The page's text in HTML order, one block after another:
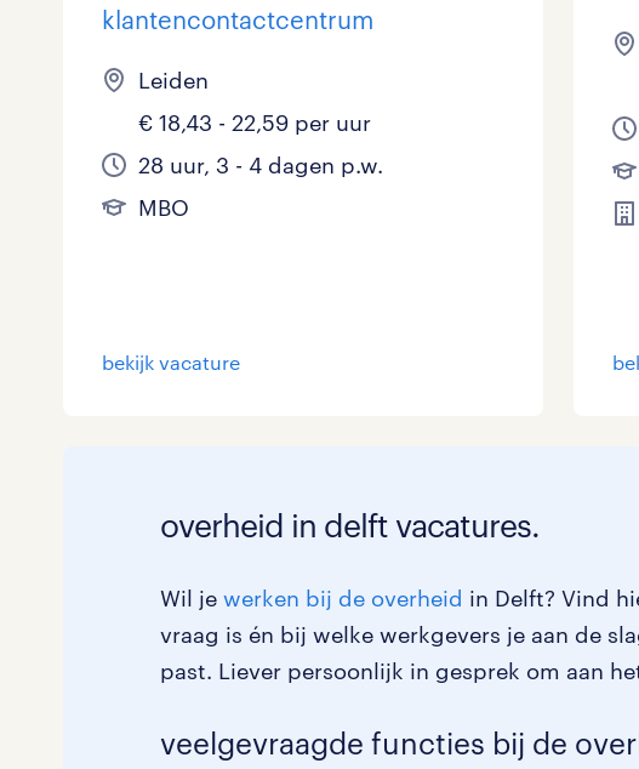
klantencontactcentrum
Leiden
€ 18,43 - 22,59 per uur
28 uur, 3 - 4 dagen p.w.
MBO
bekijk vacature
overheid in delft vacatures.
Wil je werken bij de overheid in Delft? Vind
vraag is én bij welke werkgevers je aan de
past. Liever persoonlijk in gesprek om aan
veelgevraagde functies bij de